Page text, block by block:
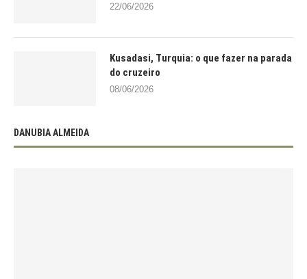
22/06/2026
Kusadasi, Turquia: o que fazer na parada
do cruzeiro
08/06/2026
DANUBIA ALMEIDA